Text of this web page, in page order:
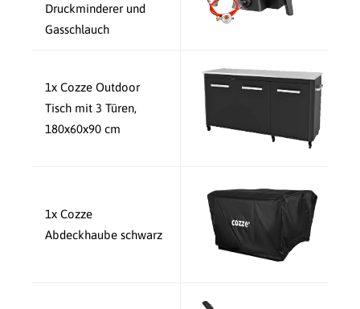
Druckminderer und
Gasschlauch
1x Cozze Outdoor
Tisch mit 3 Türen,
180x60x90 cm
1x Cozze
Abdeckhaube schwarz